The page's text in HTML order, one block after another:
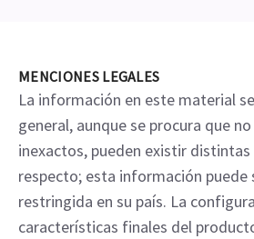
MENCIONES LEGALES
La información en este material
general, aunque se procura que
inexactos, pueden existir
respecto; esta información puede
restringida en su país. La
características finales del